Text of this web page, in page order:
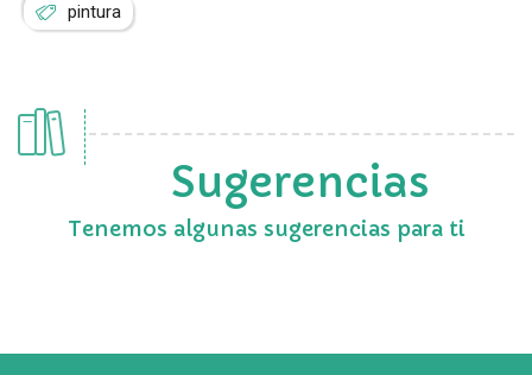
pintura
Sugerencias
Tenemos algunas sugerencias para ti